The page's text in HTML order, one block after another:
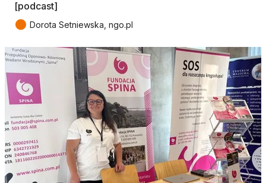
[podcast]
● Dorota Setniewska, ngo.pl